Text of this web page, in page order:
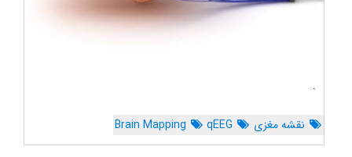
.
نقشه مغزی qEEG
Brain Mapping